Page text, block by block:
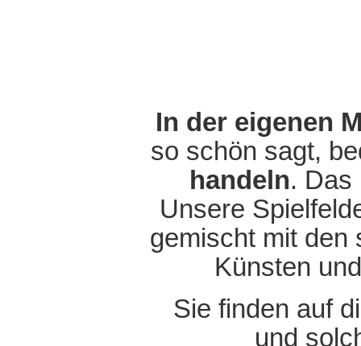
In der eigenen
so schön sagt,
handeln.
Unsere
gemischt mit den
Künsten
Sie finden auf
und